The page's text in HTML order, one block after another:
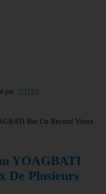
par OTIYA
Bat Un Record Vieux
YOAGBATI
De Plusieurs